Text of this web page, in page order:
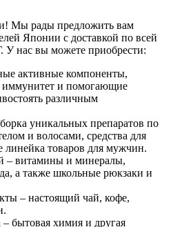
Мы рады предложить вам
Японии с доставкой по всей
У нас вы можете приобрести:
активные компоненты,
и помогающие
различным
уникальных препаратов по
и волосами, средства для
линейка товаров для мужчин.
– витамины и минералы,
а также школьные рюкзаки и
– настоящий чай, кофе,
– бытовая химия и другая